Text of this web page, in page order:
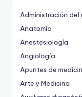
Administración del
Anatomía
Anestesiología
Angiología
Apuntes de
Arte y Medicina